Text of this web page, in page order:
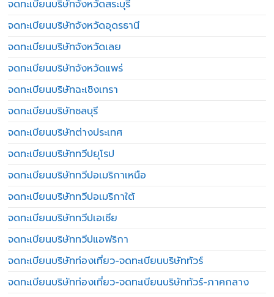
จดทะเบียนบริษัทจังหวัดสระบุรี
จดทะเบียนบริษัทจังหวัดอุดรธานี
จดทะเบียนบริษัทจังหวัดเลย
จดทะเบียนบริษัทจังหวัดแพร่
จดทะเบียนบริษัทฉะเชิงเทรา
จดทะเบียนบริษัทชลบุรี
จดทะเบียนบริษัทต่างประเทศ
จดทะเบียนบริษัททวีปยุโรป
จดทะเบียนบริษัททวีปอเมริกาเหนือ
จดทะเบียนบริษัททวีปอเมริกาใต้
จดทะเบียนบริษัททวีปเอเชีย
จดทะเบียนบริษัททวีปแอฟริกา
จดทะเบียนบริษัทท่องเที่ยว-จดทะเบียนบริษัททัวร์
จดทะเบียนบริษัทท่องเที่ยว-จดทะเบียนบริษัททัวร์-ภาคกลาง